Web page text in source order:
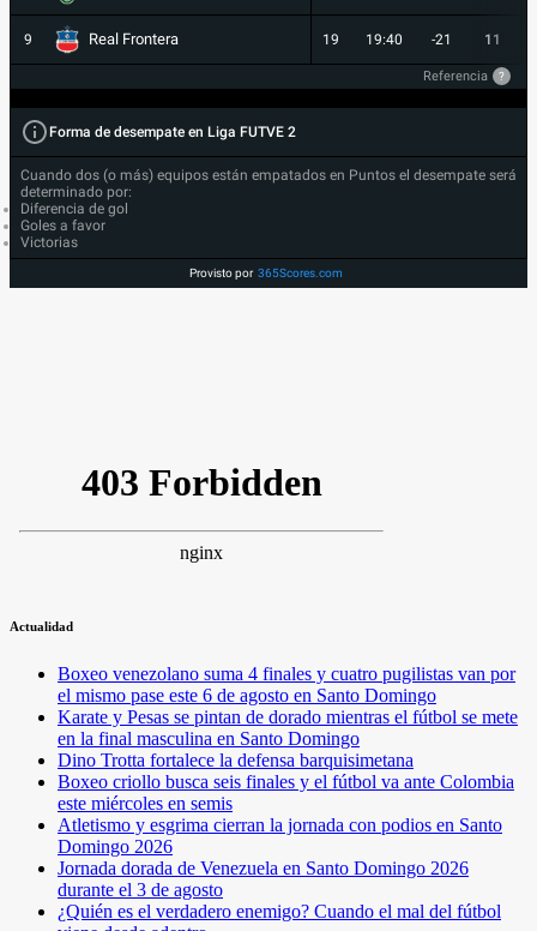
9 Real Frontera 19 19:40 -21 11
Referencia ?
Forma de desempate en Liga FUTVE 2
Cuando dos (o más) equipos están empatados en Puntos el desempate será
determinado por:
Diferencia de gol
Goles a favor
Victorias
Provisto por 365Scores.com
Actualidad
Boxeo venezolano suma 4 finales y cuatro pugilistas van por
el mismo pase este 6 de agosto en Santo Domingo
Karate y Pesas se pintan de dorado mientras el fútbol se mete
en la final masculina en Santo Domingo
Dino Trotta fortalece la defensa barquisimetana
Boxeo criollo busca seis finales y el fútbol va ante Colombia
este miércoles en semis
Atletismo y esgrima cierran la jornada con podios en Santo
Domingo 2026
Jornada dorada de Venezuela en Santo Domingo 2026
durante el 3 de agosto
¿Quién es el verdadero enemigo? Cuando el mal del fútbol